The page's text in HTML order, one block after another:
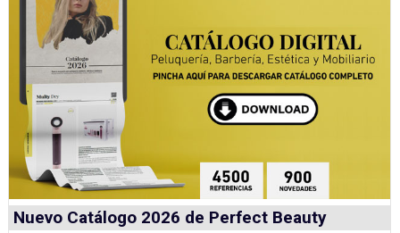
Nuevo Catálogo 2026 de Perfect Beauty